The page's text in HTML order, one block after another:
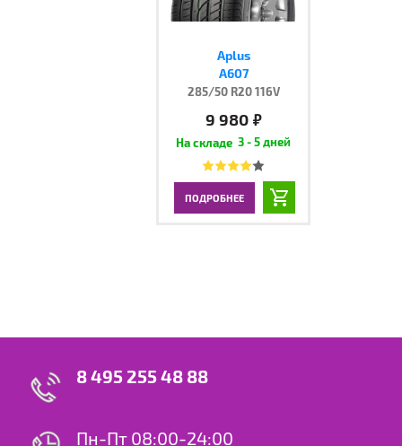
Aplus
A607
285/50 R20 116V
9 980 руб.
3 - 5 дней
ПОДРОБНЕЕ
8 495 255 48 88
Пн-Пт 08:00-24:00